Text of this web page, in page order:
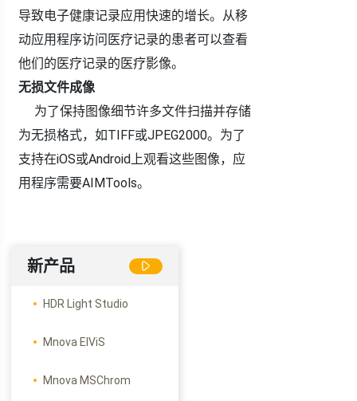
导致电子健康记录应用快速的增长。从移
动应用程序访问医疗记录的患者可以查看
他们的医疗记录的医疗影像。
无损文件成像
为了保持图像细节许多文件扫描并存储
为无损格式，如TIFF或JPEG2000。为了
支持在iOS或Android上观看这些图像，应
用程序需要AIMTools。
新产品
HDR Light Studio
Mnova ElViS
Mnova MSChrom